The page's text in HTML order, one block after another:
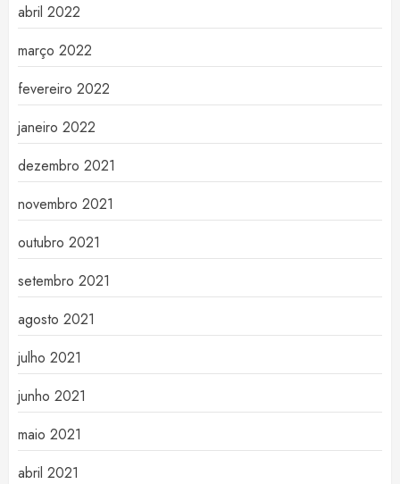
abril 2022
março 2022
fevereiro 2022
janeiro 2022
dezembro 2021
novembro 2021
outubro 2021
setembro 2021
agosto 2021
julho 2021
junho 2021
maio 2021
abril 2021